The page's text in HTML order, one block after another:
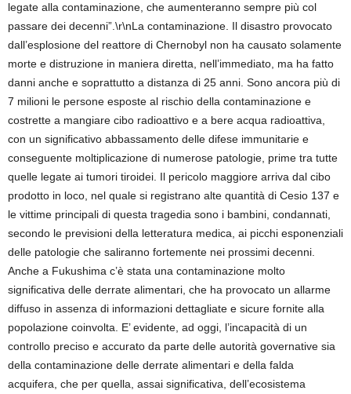
legate alla contaminazione, che aumenteranno sempre più col
passare dei decenni”.\r\nLa contaminazione. Il disastro provocato
dall’esplosione del reattore di Chernobyl non ha causato solamente
morte e distruzione in maniera diretta, nell’immediato, ma ha fatto
danni anche e soprattutto a distanza di 25 anni. Sono ancora più di
7 milioni le persone esposte al rischio della contaminazione e
costrette a mangiare cibo radioattivo e a bere acqua radioattiva,
con un significativo abbassamento delle difese immunitarie e
conseguente moltiplicazione di numerose patologie, prime tra tutte
quelle legate ai tumori tiroidei. Il pericolo maggiore arriva dal cibo
prodotto in loco, nel quale si registrano alte quantità di Cesio 137 e
le vittime principali di questa tragedia sono i bambini, condannati,
secondo le previsioni della letteratura medica, ai picchi esponenziali
delle patologie che saliranno fortemente nei prossimi decenni.
Anche a Fukushima c’è stata una contaminazione molto
significativa delle derrate alimentari, che ha provocato un allarme
diffuso in assenza di informazioni dettagliate e sicure fornite alla
popolazione coinvolta. E’ evidente, ad oggi, l’incapacità di un
controllo preciso e accurato da parte delle autorità governative sia
della contaminazione delle derrate alimentari e della falda
acquifera, che per quella, assai significativa, dell’ecosistema